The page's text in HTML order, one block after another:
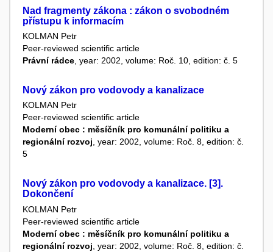
Nad fragmenty zákona : zákon o svobodném
přístupu k informacím
KOLMAN Petr
Peer-reviewed scientific article
Právní rádce , year: 2002, volume: Roč. 10, edition: č. 5
Nový zákon pro vodovody a kanalizace
KOLMAN Petr
Peer-reviewed scientific article
Moderní obec : měsíčník pro komunální politiku a
regionální rozvoj, year: 2002, volume: Roč. 8, edition: č.
5
Nový zákon pro vodovody a kanalizace. [3].
Dokončení
KOLMAN Petr
Peer-reviewed scientific article
Moderní obec : měsíčník pro komunální politiku a
regionální rozvoj , year: 2002, volume: Roč. 8, edition: č.